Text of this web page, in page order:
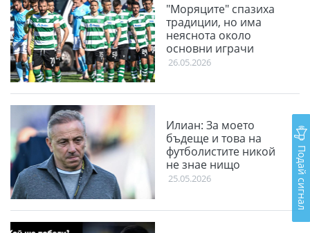
"Моряците" спазиха
традиции, но има
неяснота около
основни играчи
26.05.2026
Илиан: За моето
бъдеще и това на
футболистите никой
не знае нищо
25.05.2026 Подай сигнал